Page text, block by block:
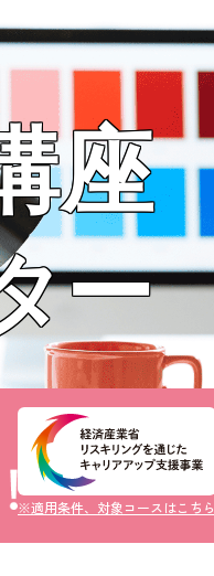
ー
座
」にします
※適用条件、対象コースはこちら